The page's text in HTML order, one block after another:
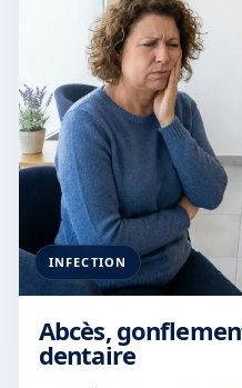
INFECTION
Abcès,
dentaire